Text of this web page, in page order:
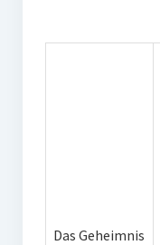
Das Geheimnis